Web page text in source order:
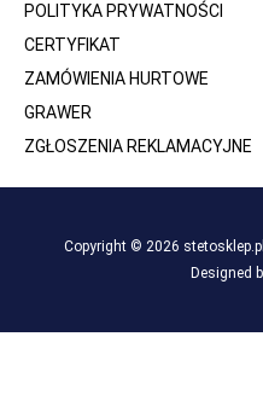
POLITYKA PRYWATNOŚCI
CERTYFIKAT
ZAMÓWIENIA HURTOWE
GRAWER
ZGŁOSZENIA REKLAMACYJNE
Copyright © 2026
Designed